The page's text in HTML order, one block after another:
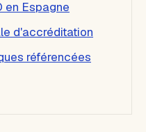
en Espagne
d'accréditation
référencées